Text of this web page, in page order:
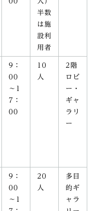
半数
は施
設利
用者
9：
00
～1
7：
00
10
人
2階
ロビ
ー・
ギャ
ラリ
ー
9：
00
～1
20
人
多目
的ギ
ャラ